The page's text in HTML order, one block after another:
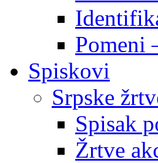
Pomeni
Spiskovi
Srpske
Spisak
Žrtve